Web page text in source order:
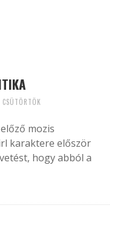
mozis
karaktere először
hogy abból a